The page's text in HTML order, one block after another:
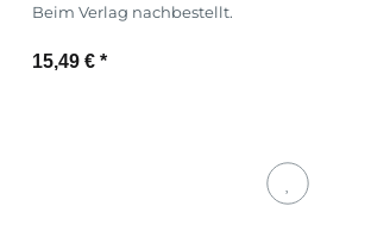
Beim Verlag nachbestellt.
15,49 € *